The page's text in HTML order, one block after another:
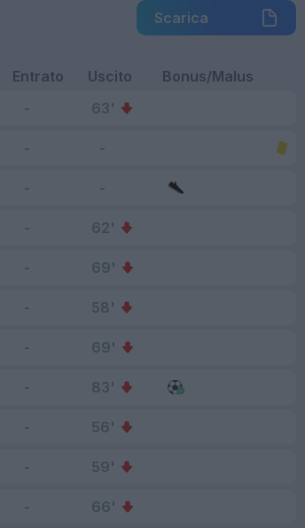
Scarica
Entrato Uscito Bonus/Malus